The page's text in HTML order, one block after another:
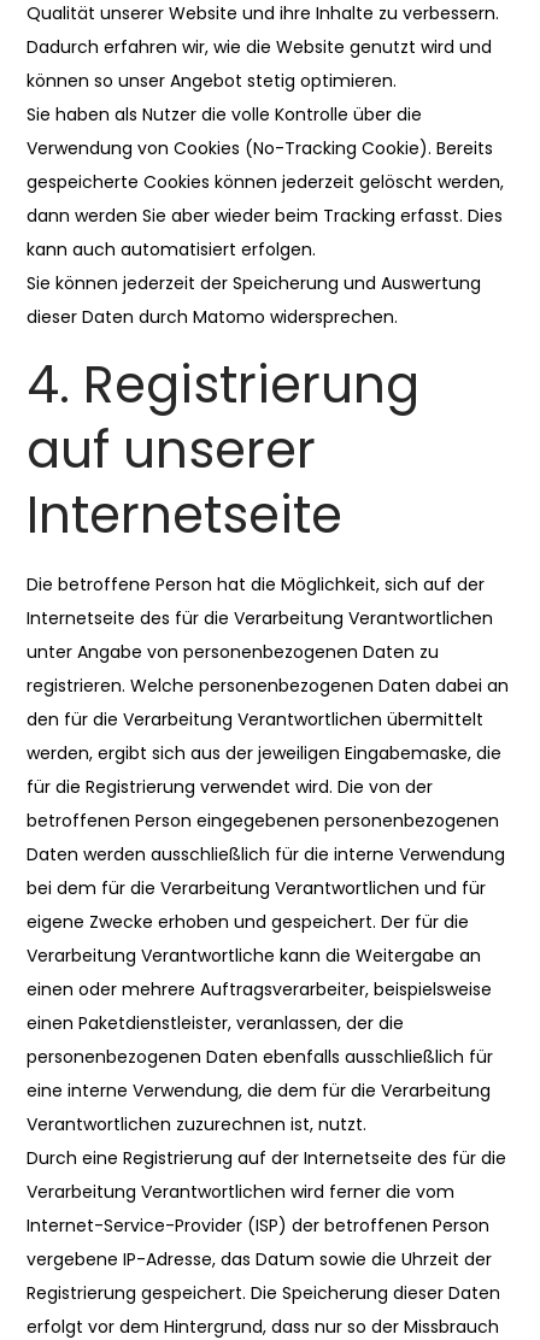
Qualität unserer Website und ihre Inhalte zu verbessern.
Dadurch erfahren wir, wie die Website genutzt wird und
können so unser Angebot stetig optimieren.
Sie haben als Nutzer die volle Kontrolle über die
Verwendung von Cookies (No-Tracking Cookie). Bereits
gespeicherte Cookies können jederzeit gelöscht werden,
dann werden Sie aber wieder beim Tracking erfasst. Dies
kann auch automatisiert erfolgen.
Sie können jederzeit der Speicherung und Auswertung
dieser Daten durch Matomo widersprechen.
4. Registrierung
auf unserer
Internetseite
Die betroffene Person hat die Möglichkeit, sich auf der
Internetseite des für die Verarbeitung Verantwortlichen
unter Angabe von personenbezogenen Daten zu
registrieren. Welche personenbezogenen Daten dabei an
den für die Verarbeitung Verantwortlichen übermittelt
werden, ergibt sich aus der jeweiligen Eingabemaske, die
für die Registrierung verwendet wird. Die von der
betroffenen Person eingegebenen personenbezogenen
Daten werden ausschließlich für die interne Verwendung
bei dem für die Verarbeitung Verantwortlichen und für
eigene Zwecke erhoben und gespeichert. Der für die
Verarbeitung Verantwortliche kann die Weitergabe an
einen oder mehrere Auftragsverarbeiter, beispielsweise
einen Paketdienstleister, veranlassen, der die
personenbezogenen Daten ebenfalls ausschließlich für
eine interne Verwendung, die dem für die Verarbeitung
Verantwortlichen zuzurechnen ist, nutzt.
Durch eine Registrierung auf der Internetseite des für die
Verarbeitung Verantwortlichen wird ferner die vom
Internet-Service-Provider (ISP) der betroffenen Person
vergebene IP-Adresse, das Datum sowie die Uhrzeit der
Registrierung gespeichert. Die Speicherung dieser Daten
erfolgt vor dem Hintergrund, dass nur so der Missbrauch